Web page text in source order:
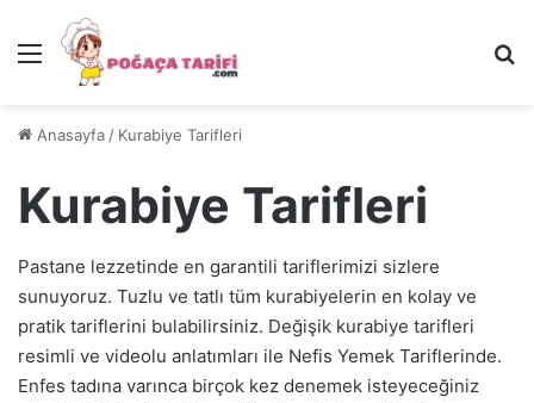
Menü
Anasayfa / Kurabiye Tarifleri
Kurabiye Tarifleri
Pastane lezzetinde en garantili tariflerimizi sizlere
sunuyoruz. Tuzlu ve tatlı tüm kurabiyelerin en kolay ve
pratik tariflerini bulabilirsiniz. Değişik kurabiye tarifleri
resimli ve videolu anlatımları ile Nefis Yemek Tariflerinde.
Enfes tadına varınca birçok kez denemek isteyeceğiniz